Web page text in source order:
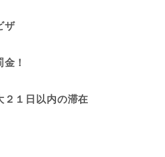
ザ
！
１日以内の滞在